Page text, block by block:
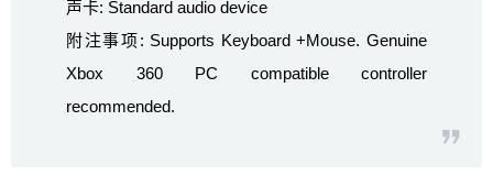
声卡: Standard audio device
附注事项: Supports Keyboard +Mouse. Genuine
Xbox 360 PC compatible controller
recommended.